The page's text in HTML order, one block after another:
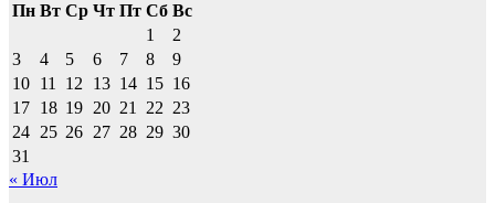
Пн Вт Ср Чт Пт Сб Вс
1
2
3
4 5 6 7 8
9
10 11 12 13 14 15 16
17 18 19 20 21 22 23
24 25 26 27 28 29 30
31
« Июл